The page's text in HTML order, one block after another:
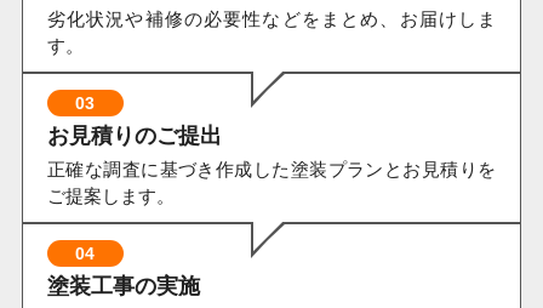
劣化状況や補修の必要性などをまとめ、お届けしま
す。
03
お見積りのご提出
正確な調査に基づき作成した塗装プランとお見積りを
ご提案します。
04
塗装工事の実施